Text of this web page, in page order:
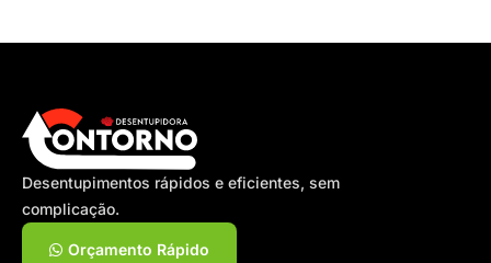
Desentupimentos rápidos e eficientes, sem
complicação.
Orçamento Rápido